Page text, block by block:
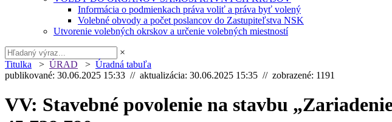
Informácia o podmienkach práva voliť a práva byť volený
Volebné obvody a počet poslancov do Zastupiteľstva NSK
Utvorenie volebných okrskov a určenie volebných miestností
×
Titulka > ÚRAD > Úradná tabuľa
publikované: 30.06.2025 15:33 // aktualizácia: 30.06.2025 15:35 // zobrazené: 1191
VV: Stavebné povolenie na stavbu